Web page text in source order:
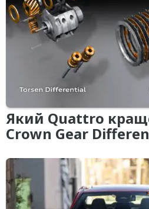
Який Quattro
Crown Gear